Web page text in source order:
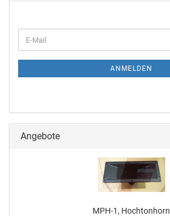
ANMELDEN
Angebote
MPH-1, Hochtonhorn